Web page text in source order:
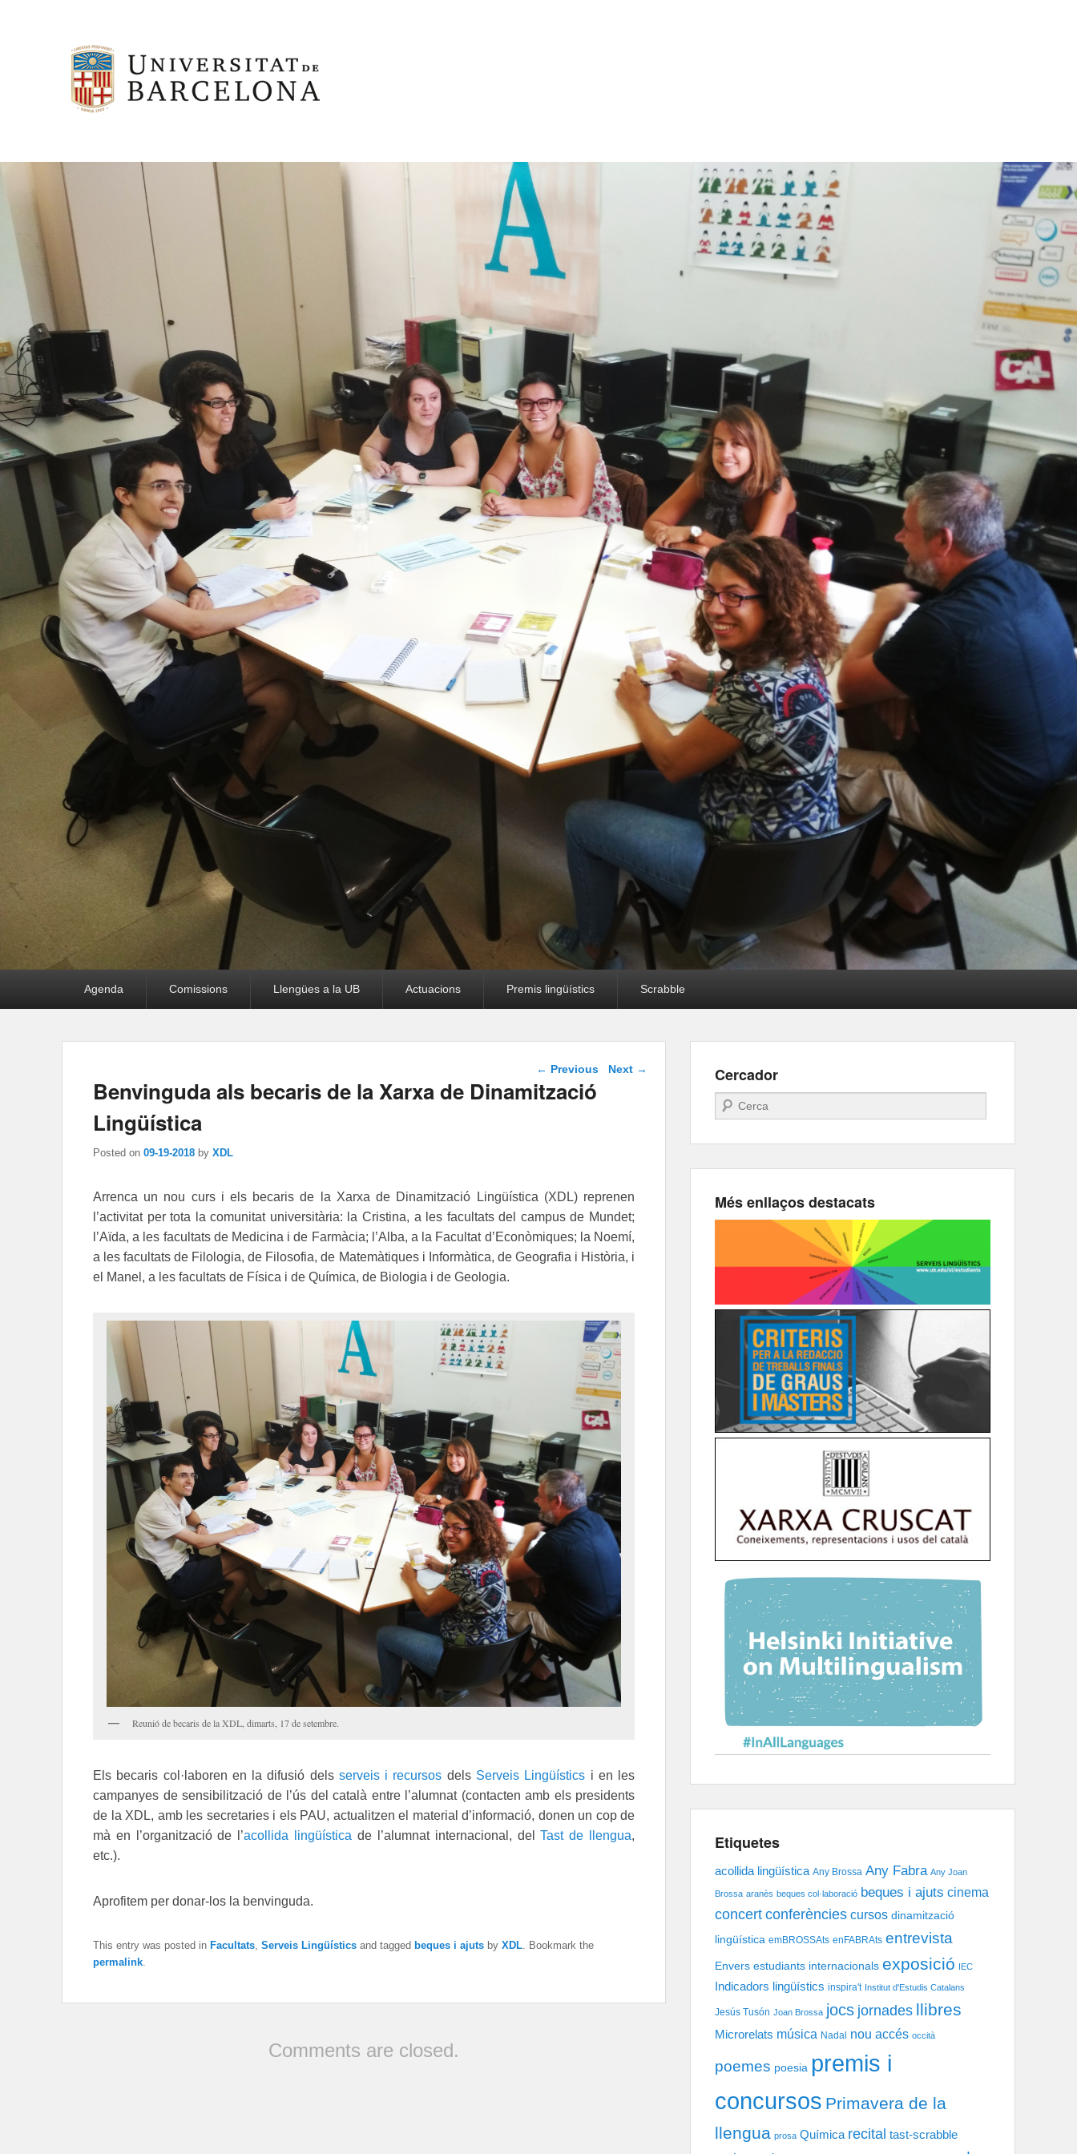
Agenda Comissions Llengües a la UB Actuacions Premis lingüístics Scrabble
Post navigation
← Previous Next →
Benvinguda als becaris de la Xarxa de Dinamització
Lingüística
Posted on 09-19-2018 by XDL
Arrenca un nou curs i els becaris de la Xarxa de Dinamització Lingüística (XDL) reprenen
l’activitat per tota la comunitat universitària: la Cristina, a les facultats del campus de Mundet;
l’Aïda, a les facultats de Medicina i de Farmàcia; l’Alba, a la Facultat d’Econòmiques; la Noemí,
a les facultats de Filologia, de Filosofia, de Matemàtiques i Informàtica, de Geografia i Història, i
el Manel, a les facultats de Física i de Química, de Biologia i de Geologia.
Reunió de becaris de la XDL, dimarts, 17 de setembre.
Els becaris col·laboren en la difusió dels serveis i recursos dels Serveis Lingüístics i en les
campanyes de sensibilització de l’ús del català entre l’alumnat (contacten amb els presidents
de la XDL, amb les secretaries i els PAU, actualitzen el material d’informació, donen un cop de
mà en l’organització de l’acollida lingüística de l’alumnat internacional, delTast de llengua,
etc.).
Aprofitem per donar-los la benvinguda.
This entry was posted in Facultats, Serveis Lingüístics and tagged beques i ajuts by XDL. Bookmark the
permalink.
Comments are closed.
Cercador
Search
Més enllaços destacats
Etiquetes
acollida lingüística Any Brossa Any Fabra Any Joan
Brossa aranès beques col·laboració beques i ajuts cinema
concert conferències cursos dinamització
lingüística emBROSSAts enFABRAts entrevista
Envers estudiants internacionals exposició IEC
Indicadors lingüístics inspira't Institut d'Estudis Catalans
Jesús Tusón Joan Brossa jocs jornades llibres
Microrelats música Nadal nou accés occità
poemes poesia premis i
concursos Primavera de la
llengua prosa Química recital tast-scrabble